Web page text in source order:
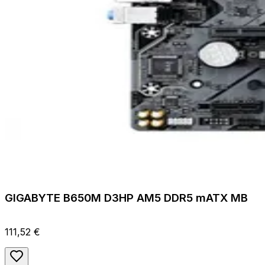
GIGABYTE B650M D3HP AM5 DDR5 mATX MB
111,52 €